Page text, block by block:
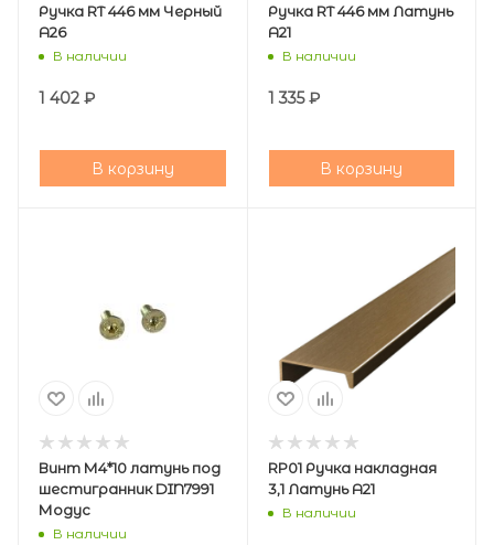
Ручка RT 446 мм Черный
А26
В наличии
1 402 ₽
В корзину
Ручка RT 446 мм Латунь
А21
В наличии
1 335₽
В корзину
Винт М4*10 латунь под
шестигранник DIN7991
Модус
В наличии
RP01 Ручка накладная
3,1 Латунь А21
В наличии